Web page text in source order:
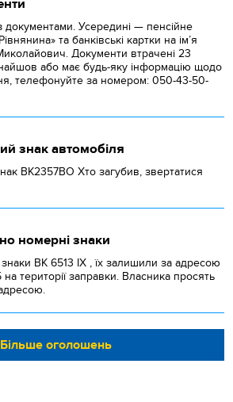
документами. Усередині — пенсійне
та банківські картки на ім’я
Документи втрачені 23
або має будь-яку інформацію щодо
телефонуйте за номером: 050-43-50-
знак автомобіля
ВК2357ВО Хто загубив, звертатися
номерні знаки
BK 6513 IX , їх залишили за адресою
території заправки. Власника просять
Більше оголошень